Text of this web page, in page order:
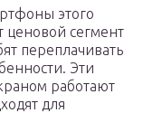
этого
ценовой сегмент
переплачивать
Эти
работают
для